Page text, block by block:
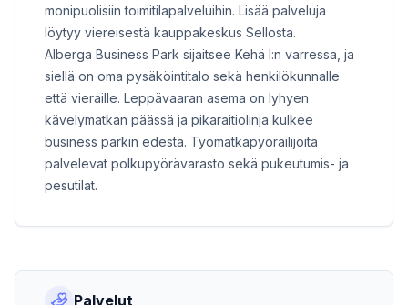
monipuolisiin toimitilapalveluihin. Lisää palveluja
löytyy viereisestä kauppakeskus Sellosta.
Alberga Business Park sijaitsee Kehä I:n varressa, ja
siellä on oma pysäköintitalo sekä henkilökunnalle
että vieraille. Leppävaaran asema on lyhyen
kävelymatkan päässä ja pikaraitiolinja kulkee
business parkin edestä. Työmatkapyöräilijöitä
palvelevat polkupyörävarasto sekä pukeutumis- ja
pesutilat.
Palvelut